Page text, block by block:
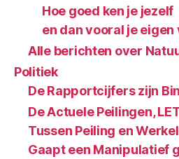
Hoe goed ken je jezelf
en dan vooral je
Alle berichten over
Politiek
De Rapportcijfers zijn
De Actuele Peilingen,
Tussen Peiling en
Gaapt een Manipulatief